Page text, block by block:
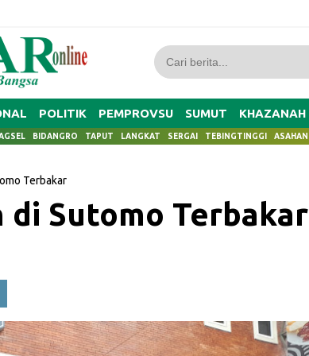
POLITIK PEMPROVSU SUMUT KHAZANAH
BIDANGRO TAPUT LANGKAT SERGAI TEBINGTINGGI ASAHAN
Terbakar
di Sutomo Terbakar